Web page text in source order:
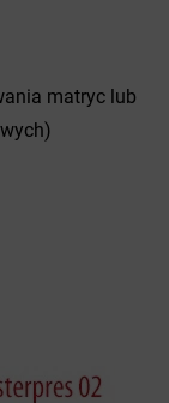
matryc lub